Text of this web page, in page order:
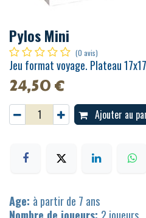
Pylos Mini
(0 avis)
Jeu format voyage. Plateau
24,50€
Ajouter au
Age: à partir de 7 ans